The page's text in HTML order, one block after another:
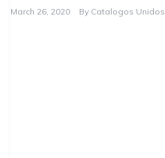
March 26, 2020 By Catalogos Unidos